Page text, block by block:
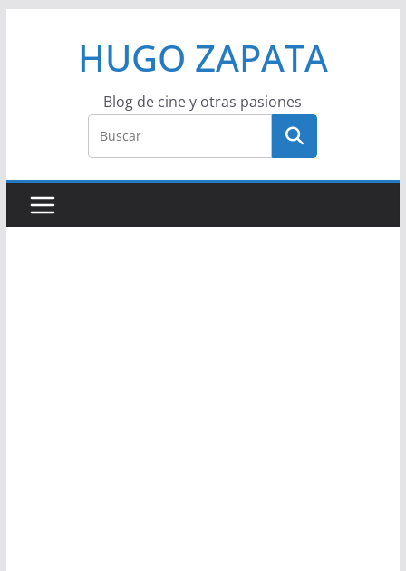
HUGO ZAPATA
Blog de cine y otras pasiones